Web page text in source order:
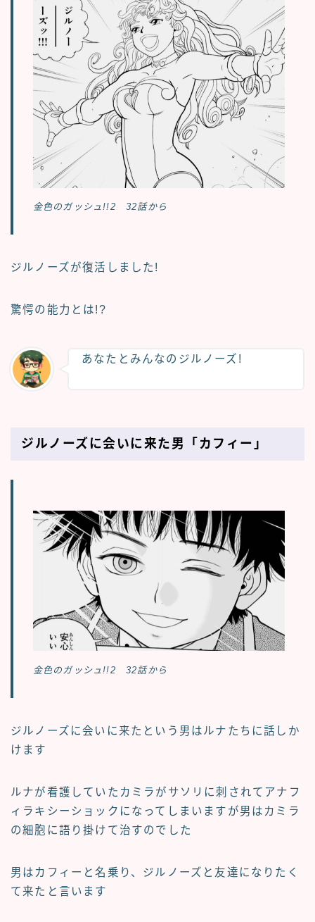
金色のガッシュ!!2 32話から
ジルノーズが復活しました!
驚愕の能力とは!?
あなたとみんなのジルノーズ!
ジルノーズに会いに来た男「カフィー」
金色のガッシュ!!2 32話から
ジルノーズに会いに来たという男はルナたちに話しか
けます
ルナが看護していたカミラがサソリに刺されてアナフ
ィラキシーショックになってしまいますが男はカミラ
の細胞に語り掛けて治すのでした
男はカフィーと名乗り、ジルノーズと友達になりたく
て来たと言います